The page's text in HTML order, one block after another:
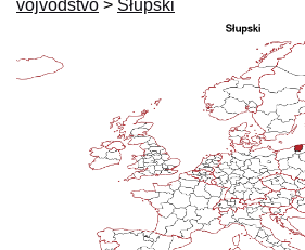
vojvodstvo > Słupski